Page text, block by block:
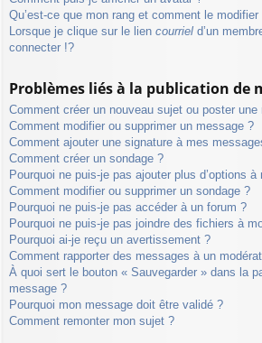
Qu’est-ce que mon rang et comment le modifier
Lorsque je clique sur le lien courriel d’un
connecter !?
Problèmes liés à la publication de
Comment créer un nouveau sujet ou poster une
Comment modifier ou supprimer un message ?
Comment ajouter une signature à mes
Comment créer un sondage ?
Pourquoi ne puis-je pas ajouter plus d’options à
Comment modifier ou supprimer un sondage ?
Pourquoi ne puis-je pas accéder à un forum ?
Pourquoi ne puis-je pas joindre des fichiers à
Pourquoi ai-je reçu un avertissement ?
Comment rapporter des messages à un
À quoi sert le bouton « Sauvegarder » dans la
message ?
Pourquoi mon message doit être validé ?
Comment remonter mon sujet ?